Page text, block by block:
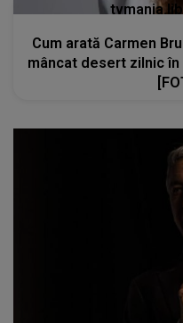
Cum arată Carmen
mâncat desert zilnic în